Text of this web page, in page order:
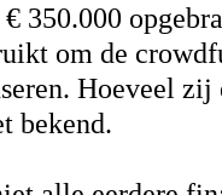
350.000
om de
Hoeveel zij
bekend.